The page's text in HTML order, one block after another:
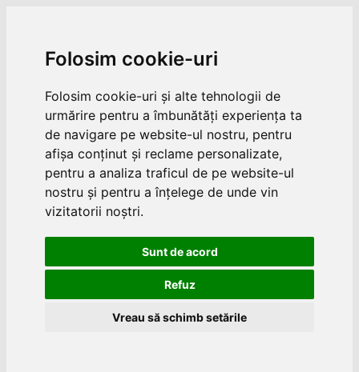
Folosim cookie-uri
Folosim cookie-uri și alte tehnologii de
urmărire pentru a îmbunătăți experiența ta
de navigare pe website-ul nostru, pentru
afișa conținut și reclame personalizate,
pentru a analiza traficul de pe website-ul
nostru și pentru a înțelege de unde vin
vizitatorii noștri.
Sunt de acord
Refuz
Vreau să schimb setările